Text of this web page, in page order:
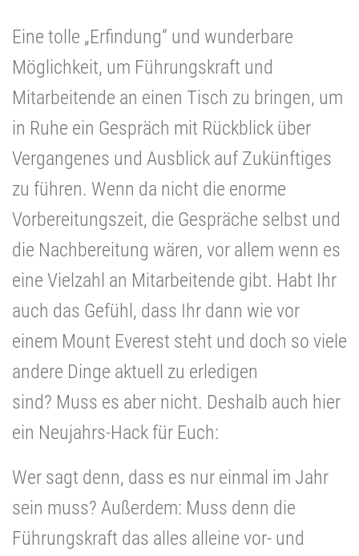
Eine tolle „Erfindung“ und wunderbare
Möglichkeit, um Führungskraft und
Mitarbeitende an einen Tisch zu bringen, um
in Ruhe ein Gespräch mit Rückblick über
Vergangenes und Ausblick auf Zukünftiges
zu führen. Wenn da nicht die enorme
Vorbereitungszeit, die Gespräche selbst und
die Nachbereitung wären, vor allem wenn es
eine Vielzahl an Mitarbeitende gibt. Habt Ihr
auch das Gefühl, dass Ihr dann wie vor
einem Mount Everest steht und doch so viele
andere Dinge aktuell zu erledigen
sind? Muss es aber nicht. Deshalb auch hier
ein Neujahrs-Hack für Euch:
Wer sagt denn, dass es nur einmal im Jahr
sein muss? Außerdem: Muss denn die
Führungskraft das alles alleine vor- und